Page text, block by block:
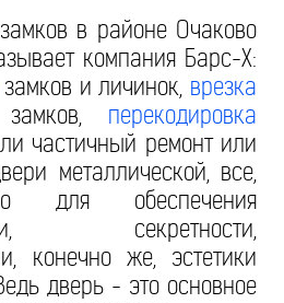
в районе Очаково
компания Барс-Х:
замков и личинок, врезка
замков, перекодировка
частичный ремонт или
металлической, все,
для обеспечения
секретности,
конечно же, эстетики
дверь - это основное